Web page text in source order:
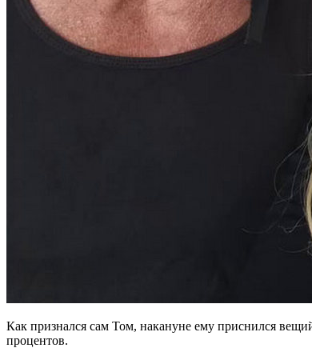
Как признался сам Том, накануне ему приснился
процентов.